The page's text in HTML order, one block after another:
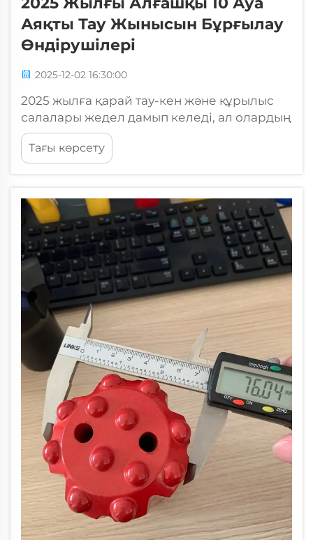
Аяқты Тау Жынысын Бұрғылау
Өндірушілері
2025-12-02 16:30:00
2025 жылға қарай тау-кен және құрылыс
салалары жедел дамып келеді, ал олардың
жұмыс өнімділігі мен қауіпсіздігіне
жетелеуіші маңызды рөл атқаратын
алдыңғы құралдардың бірі болып
пневматикалық...
Тағы көрсету